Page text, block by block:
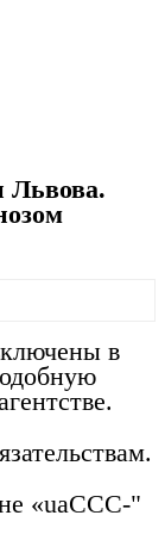
Львова.
в
«uaCCC-"